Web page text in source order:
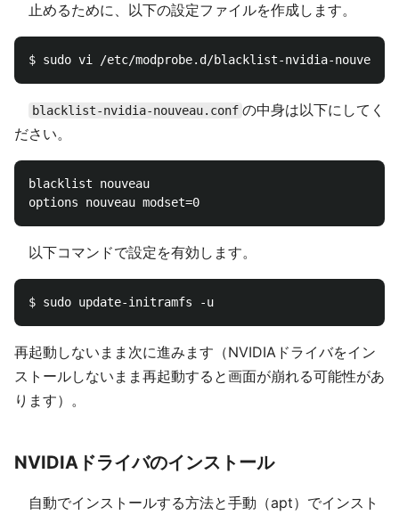
止めるために、以下の設定ファイルを作成します。
blacklist-nvidia-nouveau.conf の中身は以下にしてく
ださい。
blacklist nouveau
以下コマンドで設定を有効します。
再起動しないまま次に進みます（NVIDIAドライバをイン
ストールしないまま再起動すると画面が崩れる可能性があ
ります）。
NVIDIAドライバのインストール
自動でインストールする方法と手動（apt）でインスト